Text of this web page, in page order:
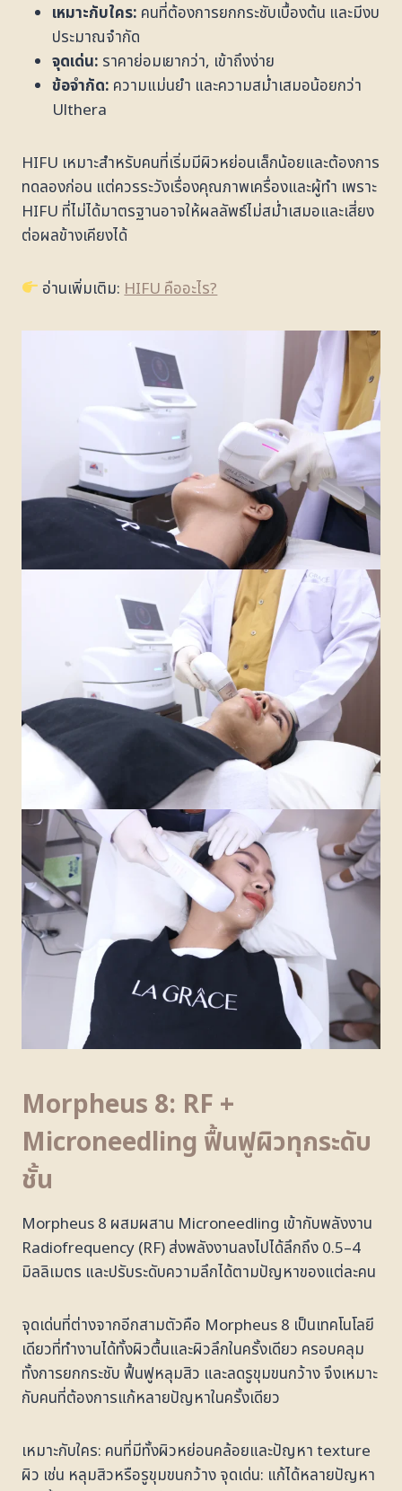
เหมาะกับใคร: คนที่ต้องการยกกระชับเบื้องต้น และมีงบ
ประมาณจำกัด
จุดเด่น: ราคาย่อมเยากว่า, เข้าถึงง่าย
ข้อจำกัด: ความแม่นยำ และความสม่ำเสมอน้อยกว่า
Ulthera
HIFU เหมาะสำหรับคนที่เริ่มมีผิวหย่อนเล็กน้อยและต้องการ
ทดลองก่อน แต่ควรระวังเรื่องคุณภาพเครื่องและผู้ทำ เพราะ
HIFU ที่ไม่ได้มาตรฐานอาจให้ผลลัพธ์ไม่สม่ำเสมอและเสี่ยง
ต่อผลข้างเคียงได้
อ่านเพิ่มเติม:HIFU คืออะไร?
Morpheus 8: RF +
Microneedling ฟื้นฟูผิวทุกระดับ
ชั้น
Morpheus 8 ผสมผสาน Microneedling เข้ากับพลังงาน
Radiofrequency (RF) ส่งพลังงานลงไปได้ลึกถึง 0.5–4
มิลลิเมตร และปรับระดับความลึกได้ตามปัญหาของแต่ละคน
จุดเด่นที่ต่างจากอีกสามตัวคือ Morpheus 8 เป็นเทคโนโลยี
เดียวที่ทำงานได้ทั้งผิวตื้นและผิวลึกในครั้งเดียว ครอบคลุม
ทั้งการยกกระชับ ฟื้นฟูหลุมสิว และลดรูขุมขนกว้าง จึงเหมาะ
กับคนที่ต้องการแก้หลายปัญหาในครั้งเดียว
เหมาะกับใคร: คนที่มีทั้งผิวหย่อนคล้อยและปัญหา texture
ผิว เช่น หลุมสิวหรือรูขุมขนกว้าง จุดเด่น: แก้ได้หลายปัญหา